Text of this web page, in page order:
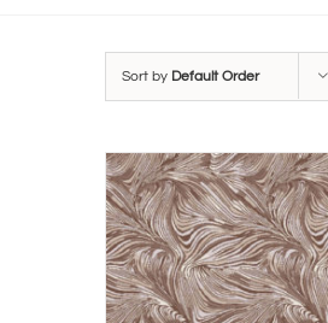
Sort by Default Order